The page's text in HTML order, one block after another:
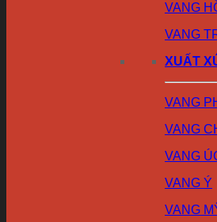
VANG
VANG
XUẤT
VANG
VANG
VANG
VANG Ý
VANG